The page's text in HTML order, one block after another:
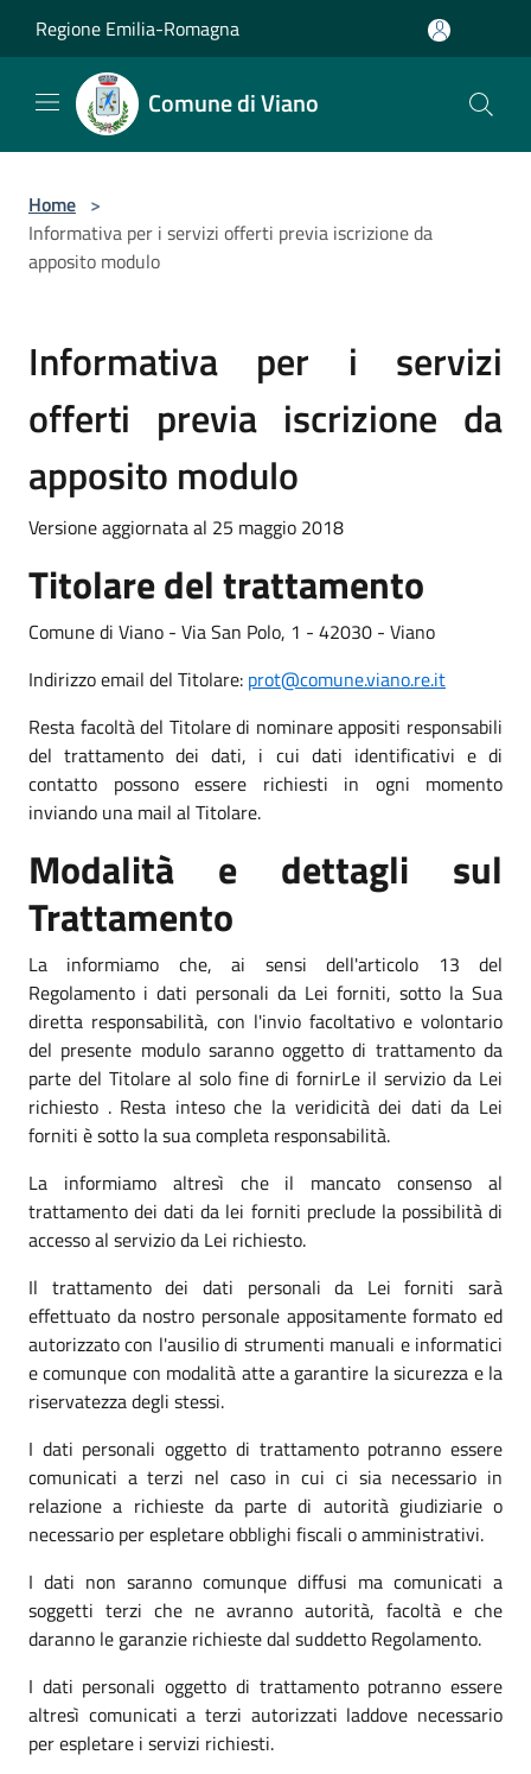
Regione Emilia-Romagna
Comune di Viano
Home >
Informativa per i servizi offerti previa iscrizione da
apposito modulo
Informativa per i servizi
offerti previa iscrizione da
apposito modulo
Versione aggiornata al 25 maggio 2018
Titolare del trattamento
Comune di Viano - Via San Polo, 1 - 42030 - Viano
Indirizzo email del Titolare: prot@comune.viano.re.it
Resta facoltà del Titolare di nominare appositi responsabili
del trattamento dei dati, i cui dati identificativi e di
contatto possono essere richiesti in ogni momento
inviando una mail al Titolare.
Modalità e dettagli sul
Trattamento
La informiamo che, ai sensi dell'articolo 13 del
Regolamento i dati personali da Lei forniti, sotto la Sua
diretta responsabilità, con l'invio facoltativo e volontario
del presente modulo saranno oggetto di trattamento da
parte del Titolare al solo fine di fornirLe il servizio da Lei
richiesto . Resta inteso che la veridicità dei dati da Lei
forniti è sotto la sua completa responsabilità.
La informiamo altresì che il mancato consenso al
trattamento dei dati da lei forniti preclude la possibilità di
accesso al servizio da Lei richiesto.
Il trattamento dei dati personali da Lei forniti sarà
effettuato da nostro personale appositamente formato ed
autorizzato con l'ausilio di strumenti manuali e informatici
e comunque con modalità atte a garantire la sicurezza e la
riservatezza degli stessi.
I dati personali oggetto di trattamento potranno essere
comunicati a terzi nel caso in cui ci sia necessario in
relazione a richieste da parte di autorità giudiziarie o
necessario per espletare obblighi fiscali o amministrativi.
I dati non saranno comunque diffusi ma comunicati a
soggetti terzi che ne avranno autorità, facoltà e che
daranno le garanzie richieste dal suddetto Regolamento.
I dati personali oggetto di trattamento potranno essere
altresì comunicati a terzi autorizzati laddove necessario
per espletare i servizi richiesti.